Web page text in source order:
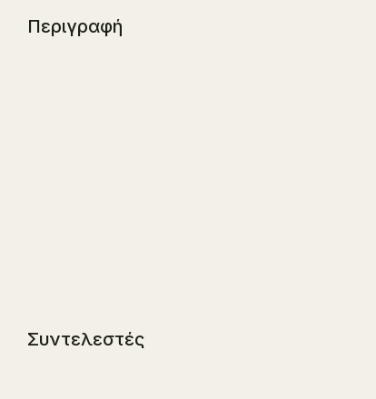
Περιγραφή
Συντελεστές